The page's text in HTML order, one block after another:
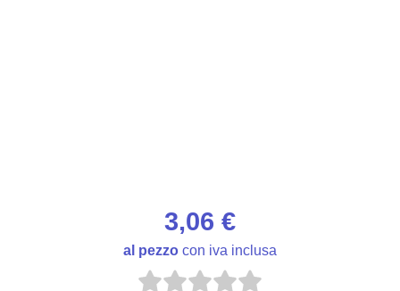
3,06 €
al pezzo con iva inclusa